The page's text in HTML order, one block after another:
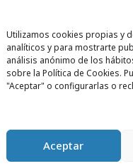
Utilizamos cookies propias y
analíticos y para mostrarte
análisis anónimo de los
sobre la Política de Cookies.
"Aceptar" o configurarlas o
Aceptar
de Navidad”,
de Acción
añadía: “Si
está en el
publicitaria más